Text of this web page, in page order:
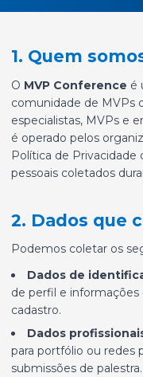
1. Quem
O MVP Conference é
comunidade de MVPs
especialistas, MVPs e
é operado pelos
Política de
pessoais coletados
2. Dados que
Podemos coletar os
Dados de
de perfil e informações
cadastro.
Dados
para portfólio ou redes
submissões de palestra.